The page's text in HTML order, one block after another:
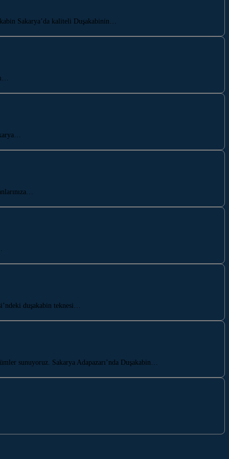
Sakarya’da kaliteli Duşakabinin…
duşakabin teknesi…
sunuyoruz. Sakarya Adapazarı’nda Duşakabin…